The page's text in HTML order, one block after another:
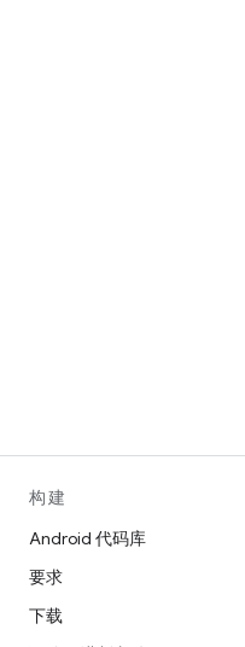
构建
Android 代码库
要求
下载